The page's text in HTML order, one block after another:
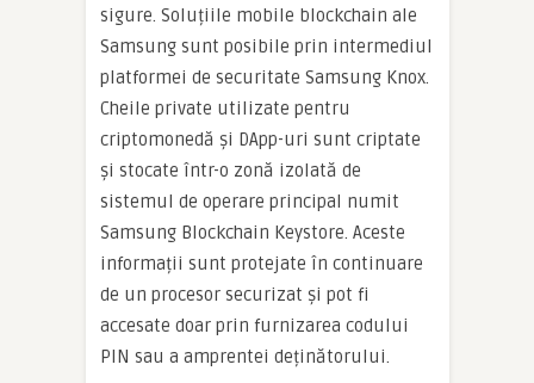
sigure. Soluțiile mobile blockchain ale
Samsung sunt posibile prin intermediul
platformei de securitate Samsung Knox.
Cheile private utilizate pentru
criptomonedă și DApp-uri sunt criptate
și stocate într-o zonă izolată de
sistemul de operare principal numit
Samsung Blockchain Keystore. Aceste
informații sunt protejate în continuare
de un procesor securizat și pot fi
accesate doar prin furnizarea codului
PIN sau a amprentei deținătorului.